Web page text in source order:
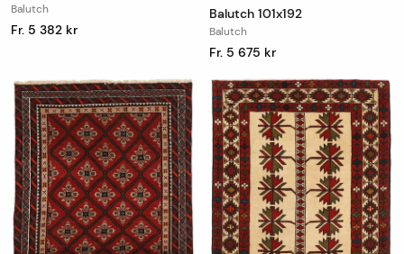
Balutch
Fr. 5 382 kr
Balutch 101x192
Balutch
Fr. 5 675 kr